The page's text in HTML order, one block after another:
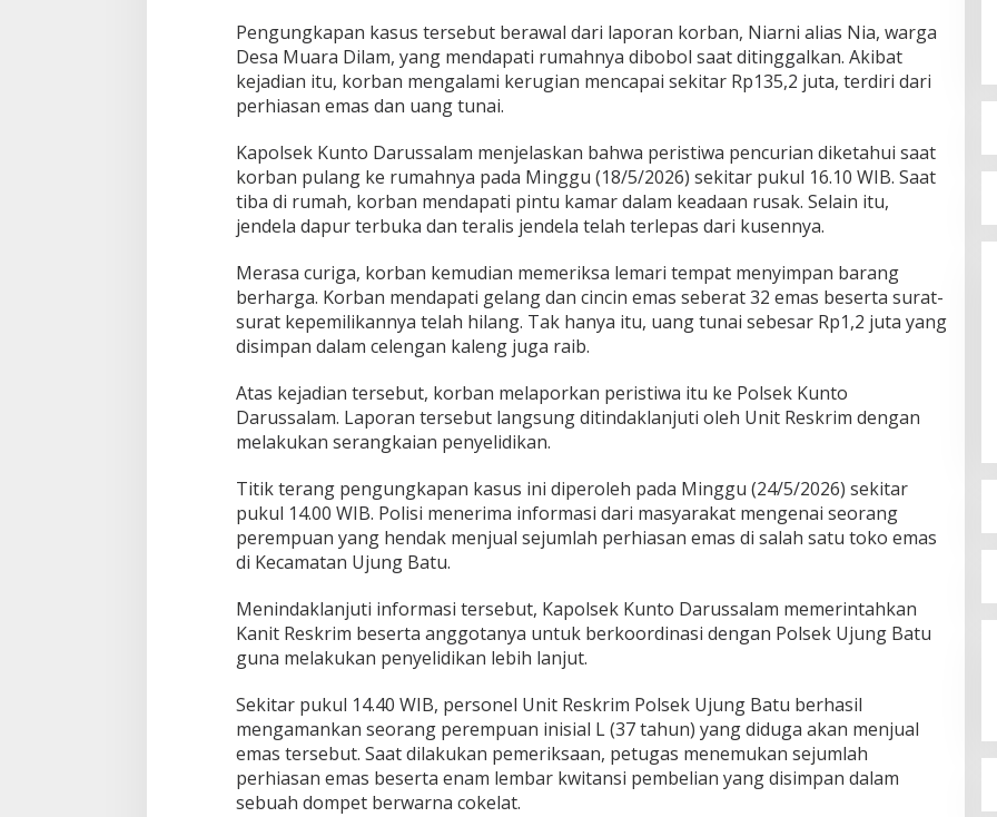
Pengungkapan kasus tersebut berawal dari laporan korban, Niarni alias Nia, warga
Desa Muara Dilam, yang mendapati rumahnya dibobol saat ditinggalkan. Akibat
kejadian itu, korban mengalami kerugian mencapai sekitar Rp135,2 juta, terdiri dari
perhiasan emas dan uang tunai.
Kapolsek Kunto Darussalam menjelaskan bahwa peristiwa pencurian diketahui saat
korban pulang ke rumahnya pada Minggu (18/5/2026) sekitar pukul 16.10 WIB. Saat
tiba di rumah, korban mendapati pintu kamar dalam keadaan rusak. Selain itu,
jendela dapur terbuka dan teralis jendela telah terlepas dari kusennya.
Merasa curiga, korban kemudian memeriksa lemari tempat menyimpan barang
berharga. Korban mendapati gelang dan cincin emas seberat 32 emas beserta surat-
surat kepemilikannya telah hilang. Tak hanya itu, uang tunai sebesar Rp1,2 juta yang
disimpan dalam celengan kaleng juga raib.
Atas kejadian tersebut, korban melaporkan peristiwa itu ke Polsek Kunto
Darussalam. Laporan tersebut langsung ditindaklanjuti oleh Unit Reskrim dengan
melakukan serangkaian penyelidikan.
Titik terang pengungkapan kasus ini diperoleh pada Minggu (24/5/2026) sekitar
pukul 14.00 WIB. Polisi menerima informasi dari masyarakat mengenai seorang
perempuan yang hendak menjual sejumlah perhiasan emas di salah satu toko emas
di Kecamatan Ujung Batu.
Menindaklanjuti informasi tersebut, Kapolsek Kunto Darussalam memerintahkan
Kanit Reskrim beserta anggotanya untuk berkoordinasi dengan Polsek Ujung Batu
guna melakukan penyelidikan lebih lanjut.
Sekitar pukul 14.40 WIB, personel Unit Reskrim Polsek Ujung Batu berhasil
mengamankan seorang perempuan inisial L (37 tahun) yang diduga akan menjual
emas tersebut. Saat dilakukan pemeriksaan, petugas menemukan sejumlah
perhiasan emas beserta enam lembar kwitansi pembelian yang disimpan dalam
sebuah dompet berwarna cokelat.